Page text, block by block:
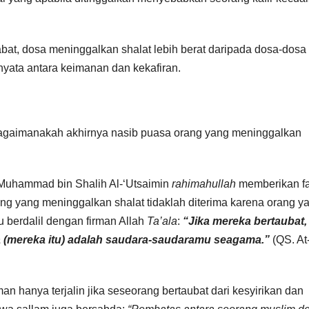
dosa meninggalkan shalat lebih berat daripada dosa-dosa
antara keimanan dan kekafiran.
akhirnya nasib puasa orang yang meninggalkan
bin Shalih Al-‘Utsaimin rahimahullah memberikan
yang meninggalkan shalat tidaklah diterima karena orang
berdalil dengan firman Allah Ta’ala: “Jika mereka bertaubat,
itu) adalah saudara-saudaramu seagama.” (QS.
hanya terjalin jika seseorang bertaubat dari kesyirikan dan